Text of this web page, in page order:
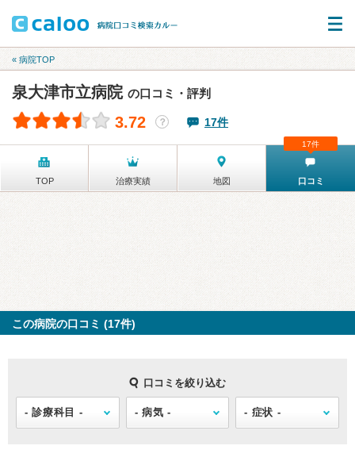
« 病院TOP
泉大津市立病院 の口コミ・評判
3.72 ？ 17件
TOP 治療実績 地図 口コミ
17件
この病院の口コミ (17件)
口コミを絞り込む